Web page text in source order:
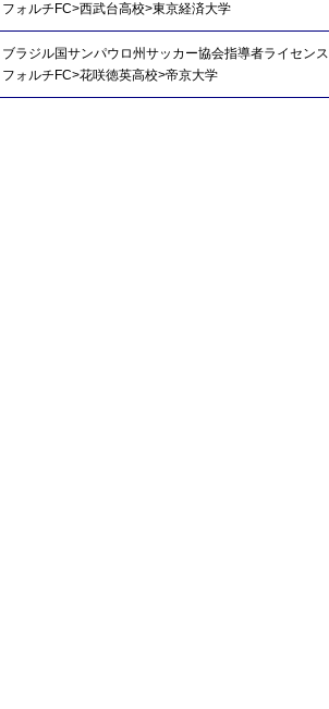
フォルチFC>西武台高校>東京経済大学
ブラジル国サンパウロ州サッカー協会指導者ライセンス
フォルチFC>花咲徳英高校>帝京大学